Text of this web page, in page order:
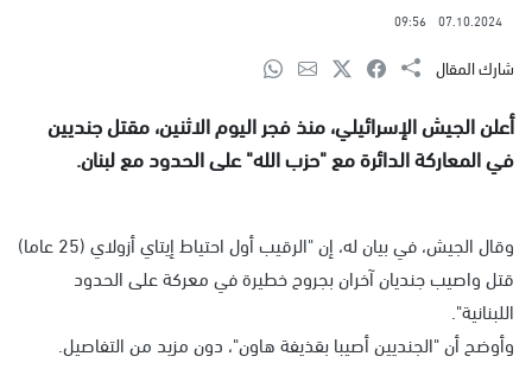
07.10.2024
09:56
شارك المقال
أعلن الجيش الإسرائيلي، منذ فجر اليوم الاثنين، مقتل جنديين
في المعاركة الدائرة مع "حزب الله" على الحدود مع لبنان.
وقال الجيش، في بيان له، إن "الرقيب أول احتياط إيتاي أزولاي (25 عاما)
قتل واصيب جنديان آخران بجروح خطيرة في معركة على الحدود
اللبنانية".
وأوضح أن "الجنديين أصيبا بقذيفة هاون"، دون مزيد من التفاصيل.